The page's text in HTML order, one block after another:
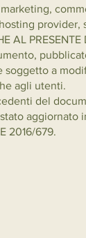
provider,
AL PRESENTE
soggetto a
agli utenti.
del
aggiornato
2016/679.